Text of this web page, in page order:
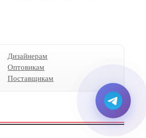
Дизайнерам
Оптовикам
Поставщикам